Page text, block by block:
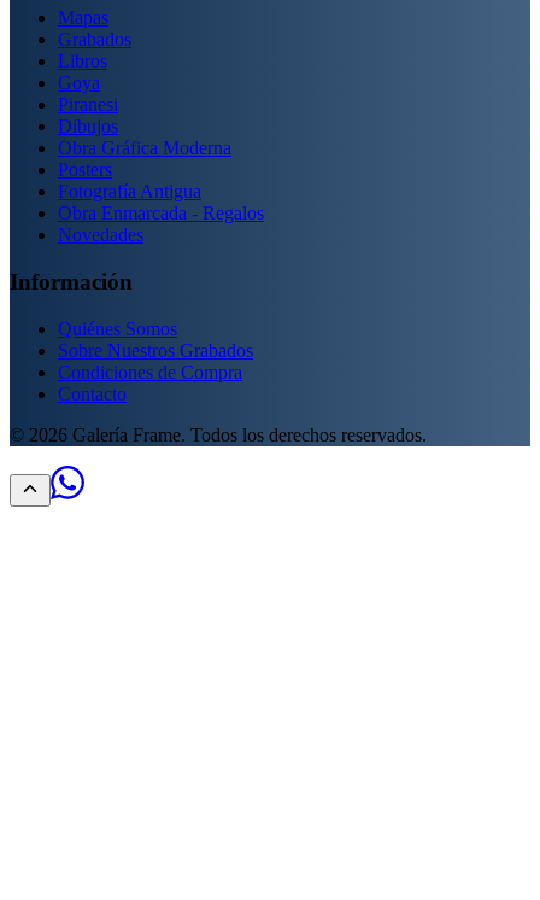
Mapas
Grabados
Libros
Goya
Piranesi
Dibujos
Obra Gráfica Moderna
Posters
Fotografía Antigua
Obra Enmarcada - Regalos
Novedades
Información
Quiénes Somos
Sobre Nuestros Grabados
Condiciones de Compra
Contacto
© 2026 Galería Frame. Todos los derechos reservados.